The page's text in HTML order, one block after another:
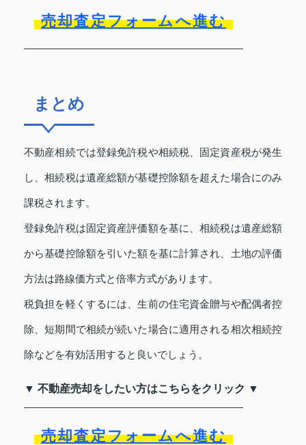
売却査定フォームへ進む
まとめ
不動産相続では登録免許税や相続税、固定資産税が発生
し、相続税は遺産総額が基礎控除額を超えた場合にのみ
課税されます。
登録免許税は固定資産評価額を基に、相続税は遺産総額
から基礎控除額を引いた額を基に計算され、土地の評価
方法は路線価方式と倍率方式があります。
税負担を軽くするには、生前の住宅資金贈与や配偶者控
除、短期間で相続が続いた場合に適用される相次相続控
除などを有効活用すると良いでしょう。
▼ 不動産売却をしたい方はこちらをクリック ▼
売却査定フォームへ進む